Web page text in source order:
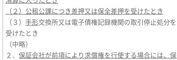
（２）公租公課につき差押又は保全差押を受けたとき
（３） 手形交換所又は電子債権記録機関の取引停止処分を
受けたとき
（中略）
２． 保証会社が前項により求償権を行使する場合には、保